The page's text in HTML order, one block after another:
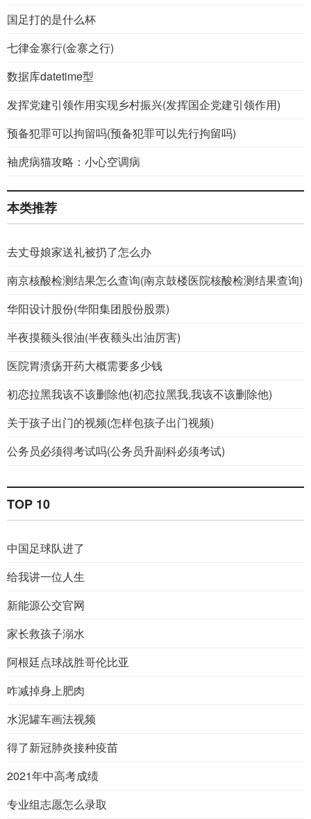
国足打的是什么杯
七律金寨行(金寨之行)
数据库datetime型
发挥党建引领作用实现乡村振兴(发挥国企党建引领作用)
预备犯罪可以拘留吗(预备犯罪可以先行拘留吗)
袖虎病猫攻略：小心空调病
本类推荐
去丈母娘家送礼被扔了怎么办
南京核酸检测结果怎么查询(南京鼓楼医院核酸检测结果查询)
华阳设计股份(华阳集团股份股票)
半夜摸额头很油(半夜额头出油厉害)
医院胃溃疡开药大概需要多少钱
初恋拉黑我该不该删除他(初恋拉黑我,我该不该删除他)
关于孩子出门的视频(怎样包孩子出门视频)
公务员必须得考试吗(公务员升副科必须考试)
TOP 10
中国足球队进了
给我讲一位人生
新能源公交官网
家长救孩子溺水
阿根廷点球战胜哥伦比亚
咋减掉身上肥肉
水泥罐车画法视频
得了新冠肺炎接种疫苗
2021年中高考成绩
专业组志愿怎么录取